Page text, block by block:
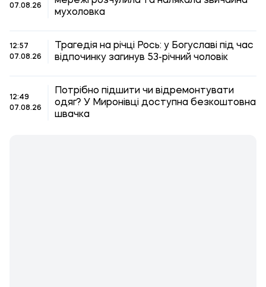
07.08.26
мухоловка
12:57
07.08.26
Трагедія на річці Рось: у Богуславі під час
відпочинку загинув 53-річний чоловік
12:49
07.08.26
Потрібно підшити чи відремонтувати
одяг? У Миронівці доступна безкоштовна
швачка